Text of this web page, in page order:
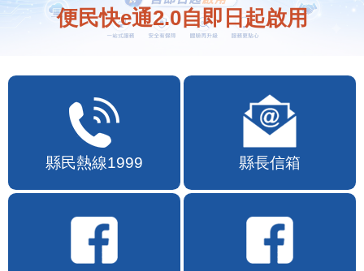
便民快e通2.0自即日起啟用
縣民熱線1999 縣長信箱